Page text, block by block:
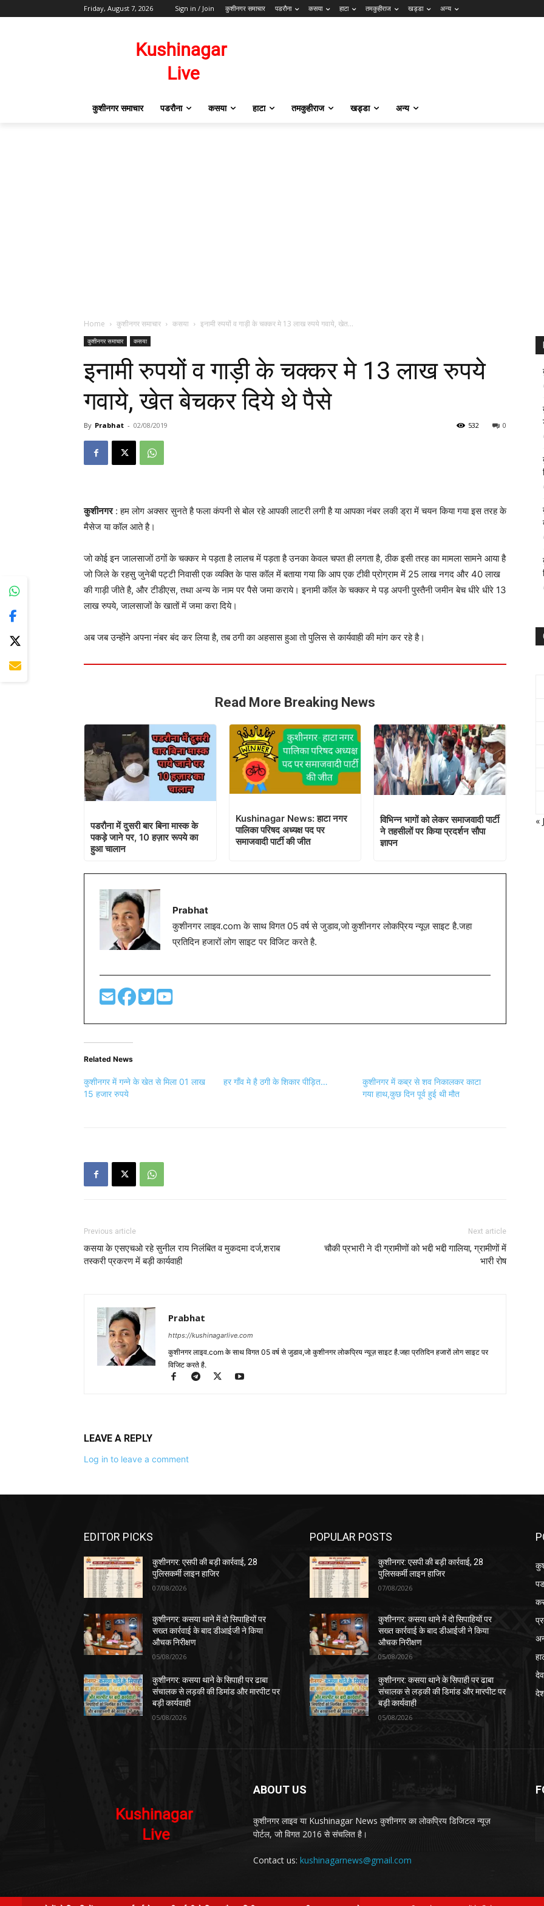
Friday, August 7, 2026 Sign in / Join कुशीनगर समाचार पडरौना कसया हाटा तमकुहीराज खड्डा अन्य
कुशीनगर समाचार पडरौना कसया हाटा तमकुहीराज खड्डा अन्य
Home कुशीनगर समाचार कसया इनामी रुपयों व गाड़ी के चक्कर मे 13 लाख रुपये गवाये, खेत...
कुशीनगर समाचार कसया
इनामी रुपयों व गाड़ी के चक्कर मे 13 लाख रुपये
गवाये, खेत बेचकर दिये थे पैसे
By Prabhat - 02/08/2019 0
532
कुशीनगर: हम लोग अक्सर सुनते है फला कंपनी से बोल रहे आपकी लाटरी लगी है या आपका नंबर लकी ड्रा में चयन किया गया इस तरह के
मैसेज या कॉल आते है।
जो कोई इन जालसाजों ठगों के चक्कर मे पड़ता है लालच में पड़ता है उनका केवल चपत ही लगता है, ठीक इसी तरह का मामला सामने आया है
जो जिले के रहसु जुनेबी पट्टी निवासी एक व्यक्ति के पास कॉल में बताया गया कि आप एक टीवी प्रोग्राम में 25 लाख नगद और 40 लाख
की गाड़ी जीते है, और टीडीएस, तथा अन्य के नाम पर पैसे जमा कराये। इनामी कॉल के चक्कर मे पड़ अपनी पुस्तैनी जमीन बेच धीरे धीरे 13
लाख रुपये, जालसाजों के खातों में जमा करा दिये।
अब जब उन्होंने अपना नंबर बंद कर लिया है, तब ठगी का अहसास हुआ तो पुलिस से कार्यवाही की मांग कर रहे है।
Read More Breaking News
पडरौना में दुसरी बार बिना मास्क के
पकड़े जाने पर, 10 हज़ार रूपये का
हुआ चालान
Kushinagar News: हाटा नगर
पालिका परिषद अध्यक्ष पद पर
समाजवादी पार्टी की जीत
विभिन्न भागों को लेकर समाजवादी पार्टी
ने तहसीलों पर किया प्रदर्शन सौपा
ज्ञापन
Prabhat
कुशीनगर लाइव.com के साथ विगत 05 वर्ष से जुडाव,जो कुशीनगर लोकप्रिय न्यूज़ साइट है.जहा
प्रतिदिन हजारों लोग साइट पर विजिट करते है.
Related News
कुशीनगर में गन्ने के खेत से मिला 01 लाख
15 हजार रुपये
हर गाँव मे है ठगी के शिकार पीड़ित…
कुशीनगर में कब्र से शव निकालकर काटा
गया हाथ,कुछ दिन पूर्व हुई थी मौत
Previous article
कसया के एसएचओ रहे सुनील राय निलंबित व मुकदमा दर्ज,शराब
तस्करी प्रकरण में बड़ी कार्यवाही
Next article
चौकी प्रभारी ने दी ग्रामीणों को भद्दी भद्दी गालिया, ग्रामीणों में
भारी रोष
Prabhat
https://kushinagarlive.com
कुशीनगर लाइव.com के साथ विगत 05 वर्ष से जुडाव,जो कुशीनगर लोकप्रिय न्यूज़ साइट है.जहा प्रतिदिन हजारों लोग साइट पर
विजिट करते है.
LEAVE A REPLY
Log in to leave a comment
«
EDITOR PICKS
कुशीनगर: एसपी की बड़ी कार्रवाई, 28
पुलिसकर्मी लाइन हाजिर
07/08/2026
कुशीनगर: कसया थाने में दो सिपाहियों पर
सख्त कार्रवाई के बाद डीआईजी ने किया
औचक निरीक्षण
05/08/2026
कुशीनगर: कसया थाने के सिपाही पर ढाबा
संचालक से लड़की की डिमांड और मारपीट पर
बड़ी कार्यवाही
05/08/2026
POPULAR POSTS
कुशीनगर: एसपी की बड़ी कार्रवाई, 28
पुलिसकर्मी लाइन हाजिर
07/08/2026
कुशीनगर: कसया थाने में दो सिपाहियों पर
सख्त कार्रवाई के बाद डीआईजी ने किया
औचक निरीक्षण
05/08/2026
कुशीनगर: कसया थाने के सिपाही पर ढाबा
संचालक से लड़की की डिमांड और मारपीट पर
बड़ी कार्यवाही
05/08/2026
ABOUT US
कुशीनगर लाइव या Kushinagar News कुशीनगर का लोकप्रिय डिजिटल न्यूज़
पोर्टल, जो विगत 2016 से संचलित है।
Contact us: kushinagarnews@gmail.com